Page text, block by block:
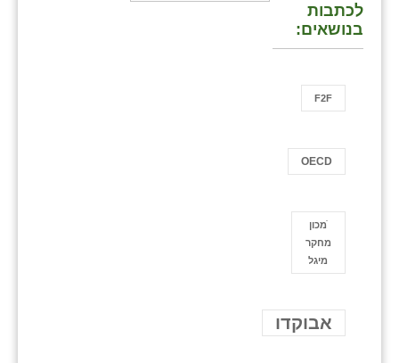
לכתבות
בנושאים:
F2F
OECD
ֿמכון
מחקר
מיגל
אבוקדו